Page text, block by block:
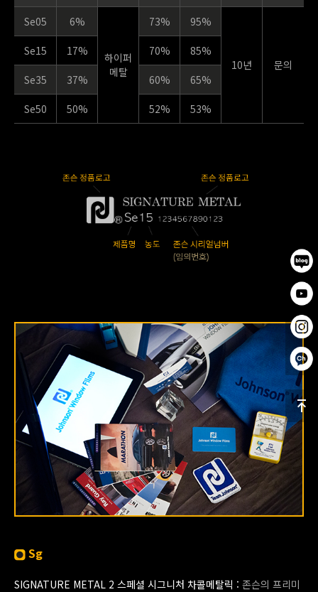
Se05 6%
하이퍼
메탈
73% 95%
10년 문의
Se15 17% 70% 85%
Se35 37% 60% 65%
Se50 50% 52% 53%
Sg
SIGNATURE METAL 2 스페셜 시그니처 차콜메탈릭 : 존슨의 프리미